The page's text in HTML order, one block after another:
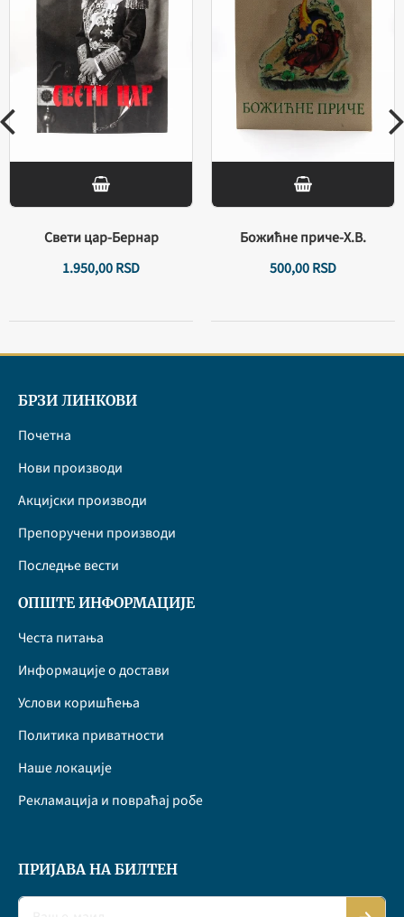
Свети цар-Бернар
1.950,00RSD
Божићне приче-Х.В.
500,00RSD
БРЗИ ЛИНКОВИ
Почетна
Нови производи
Акцијски производи
Препоручени производи
Последње вести
ОПШТЕ ИНФОРМАЦИЈЕ
Честа питања
Информације о достави
Услови коришћења
Политика приватности
Наше локације
Рекламација и повраћај робе
ПРИЈАВА НА БИЛТЕН